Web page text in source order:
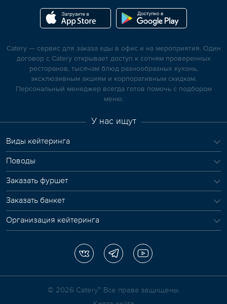
Catery — сервис для заказа еды в офис и на мероприятия. Один
договор с Catery открывает доступ к сотням проверенных
ресторанов, тысячам блюд разнообразных кухонь,
эксклюзивным акциям и корпоративным скидкам.
Персональный менеджер всегда готов помочь с подбором
меню.
У нас ищут
Виды кейтеринга
Поводы
Заказать фуршет
Заказать банкет
Организация кейтеринга
© 2026 Сatery™ Все права защищены.